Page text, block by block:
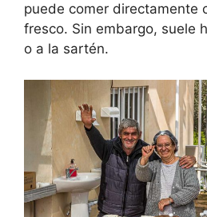
puede comer directamente
fresco. Sin embargo, suele
o a la sartén.